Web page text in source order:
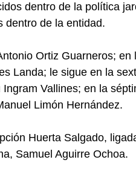
dentro de la política
dentro de la entidad.
Ortiz Guarneros; en
Landa; le sigue en la
Vallines; en la
Limón Hernández.
Huerta Salgado,
Samuel Aguirre Ochoa.